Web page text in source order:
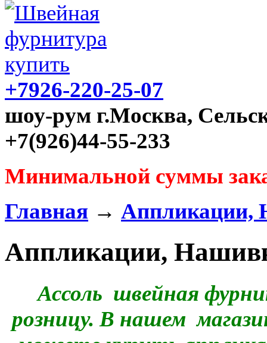
+7926-220-25-07
шоу-рум г.Москва,
+7(926)44-55-233
Минимальной суммы
Главная → Аппликации,
Аппликации,
Ассоль швейная
розницу. В нашем